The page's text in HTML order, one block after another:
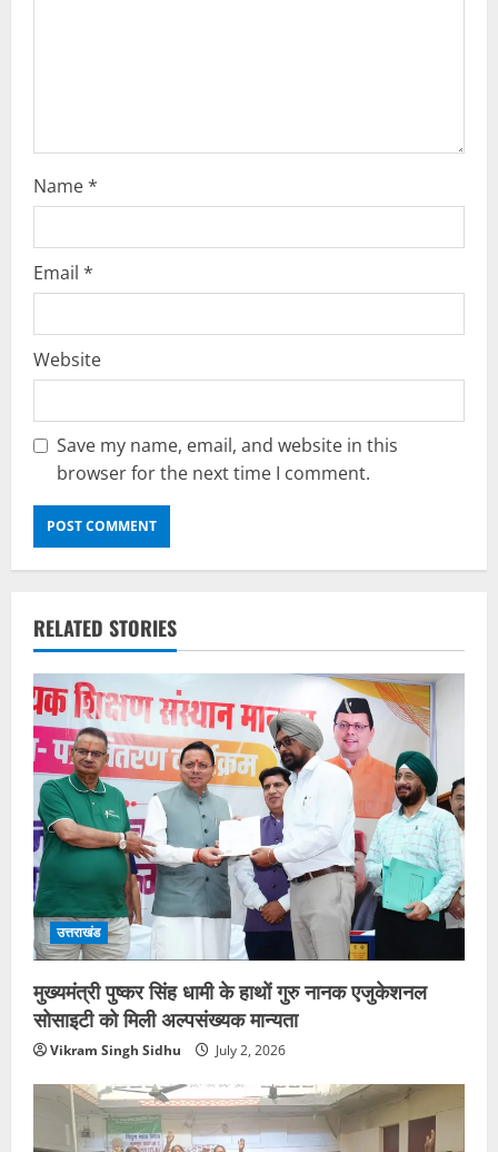
Name*
Email *
Website
Save my name, email, and website in this
browser for the next time I comment.
RELATED STORIES
उत्तराखंड
मुख्यमंत्री पुष्कर सिंह धामी के हाथों गुरु नानक एजुकेशनल
सोसाइटी को मिली अल्पसंख्यक मान्यता
Vikram Singh Sidhu July 2, 2026